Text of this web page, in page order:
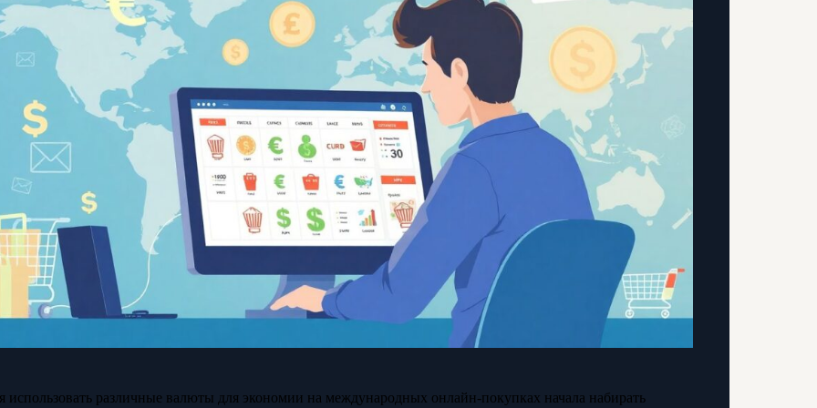
использовать различные валюты для экономии на международных онлайн-покупках начала набирать